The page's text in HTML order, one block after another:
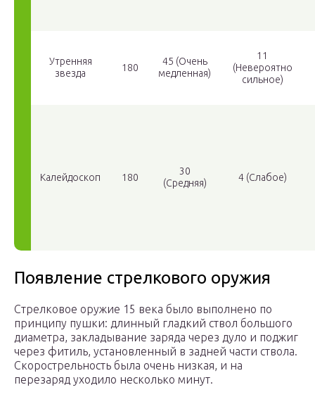
Утренняя
звезда
180
45 (Очень
медленная)
11
(Невероятно
сильное)
Калейдоскоп 180
30
(Средняя)
4 (Слабое)
Появление стрелкового оружия
Стрелковое оружие 15 века было выполнено по
принципу пушки: длинный гладкий ствол большого
диаметра, закладывание заряда через дуло и поджиг
через фитиль, установленный в задней части ствола.
Скорострельность была очень низкая, и на
перезаряд уходило несколько минут.